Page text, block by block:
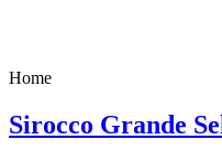
Home
Sirocco Grande